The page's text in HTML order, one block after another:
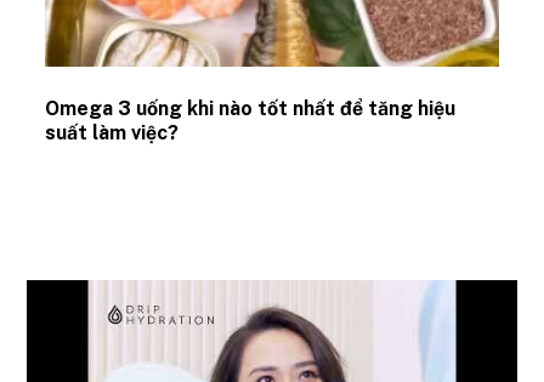
Omega 3 uống khi nào tốt nhất để tăng hiệu
suất làm việc?